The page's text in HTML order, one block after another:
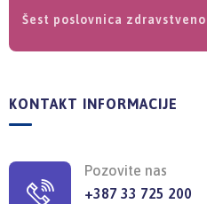
Šest poslovnica
KONTAKT INFORMACIJE
Pozovite nas
+387 33 725 200